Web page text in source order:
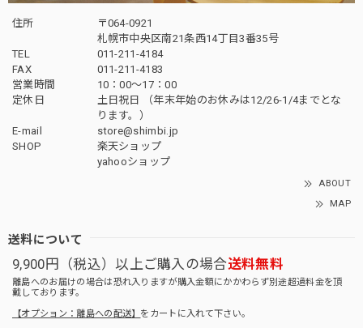
住所
〒064-0921
札幌市中央区南21条西14丁目3番35号
TEL
011-211-4184
FAX
011-211-4183
営業時間
10：00〜17：00
定休日
土日祝日 （年末年始のお休みは12/26-1/4までとな
ります。）
E-mail
store@shimbi.jp
SHOP
楽天ショップ
yahooショップ
ABOUT
MAP
送料について
9,900円（税込）以上ご購入の場合送料無料
離島へのお届けの場合は恐れ入りますが購入金額にかかわらず別途超過料金を頂
戴しております。
【オプション：離島への配送】 をカートに入れて下さい。